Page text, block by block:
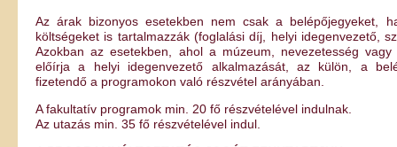
Az árak bizonyos esetekben nem csak a belépőjegyeket,
költségeket is tartalmazzák (foglalási díj, helyi idegenvezető,
Azokban az esetekben, ahol a múzeum, nevezetesség vagy
előírja a helyi idegenvezető alkalmazását, az külön, a
fizetendő a programokon való részvétel arányában.
A fakultatív programok min. 20 fő részvételével indulnak.
Az utazás min. 35 fő részvételével indul.